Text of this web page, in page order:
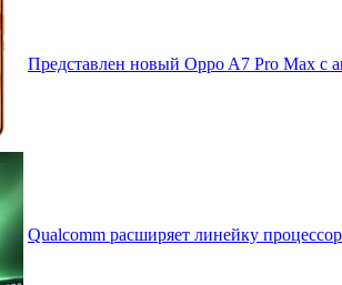
Представлен новый Oppo A7 Pro Max с
Qualcomm расширяет линейку